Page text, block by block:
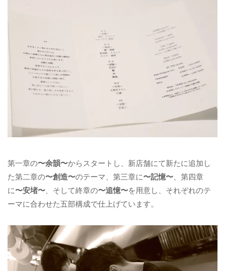
第一章の〜余韻〜からスタートし、新店舗にて新たに追加し
た第二章の〜創造〜のテーマ、第三章に〜記憶〜 、第四章
に〜安堵〜 、そして終章の〜追憶〜を用意し、それぞれのテ
ーマに合わせた五部構成で仕上げています。